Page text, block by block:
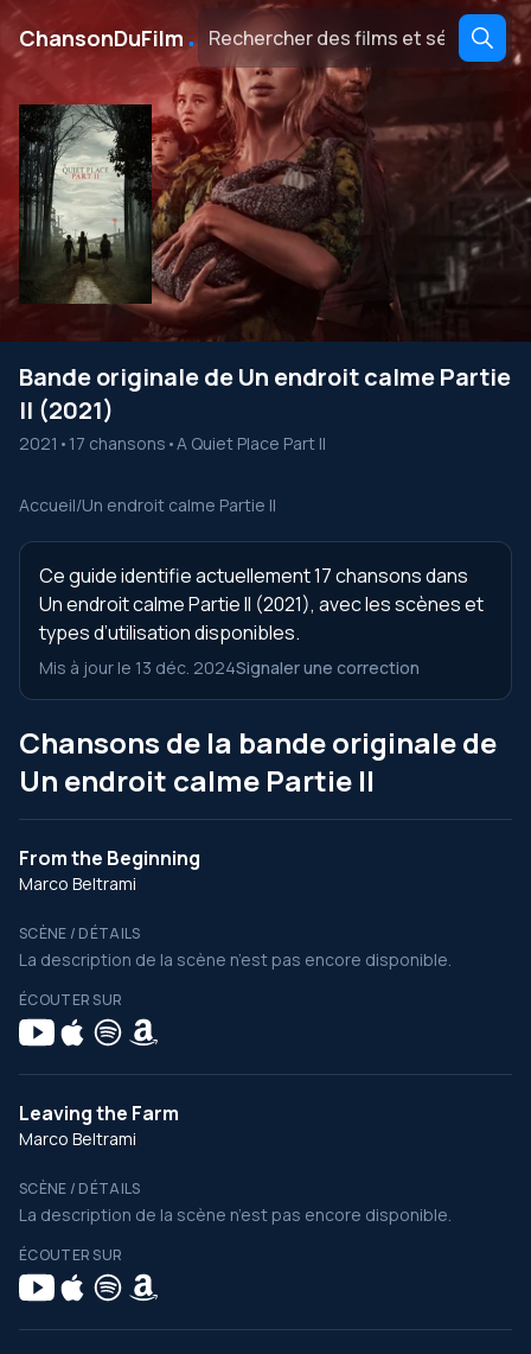
ChansonDuFilm ․
Bande originale de Un endroit calme Partie
II (2021)
2021 • 17 chansons •A Quiet Place Part II
Accueil/Un endroit calme Partie II
Ce guide identifie actuellement 17 chansons dans
Un endroit calme Partie II (2021), avec les scènes et
types d’utilisation disponibles.
Mis à jour le 13 déc. 2024Signaler une correction
Chansons de la bande originale de
Un endroit calme Partie II
From the Beginning
Marco Beltrami
SCÈNE / DÉTAILS
La description de la scène n’est pas encore disponible.
ÉCOUTER SUR
Leaving the Farm
Marco Beltrami
SCÈNE / DÉTAILS
La description de la scène n’est pas encore disponible.
ÉCOUTER SUR